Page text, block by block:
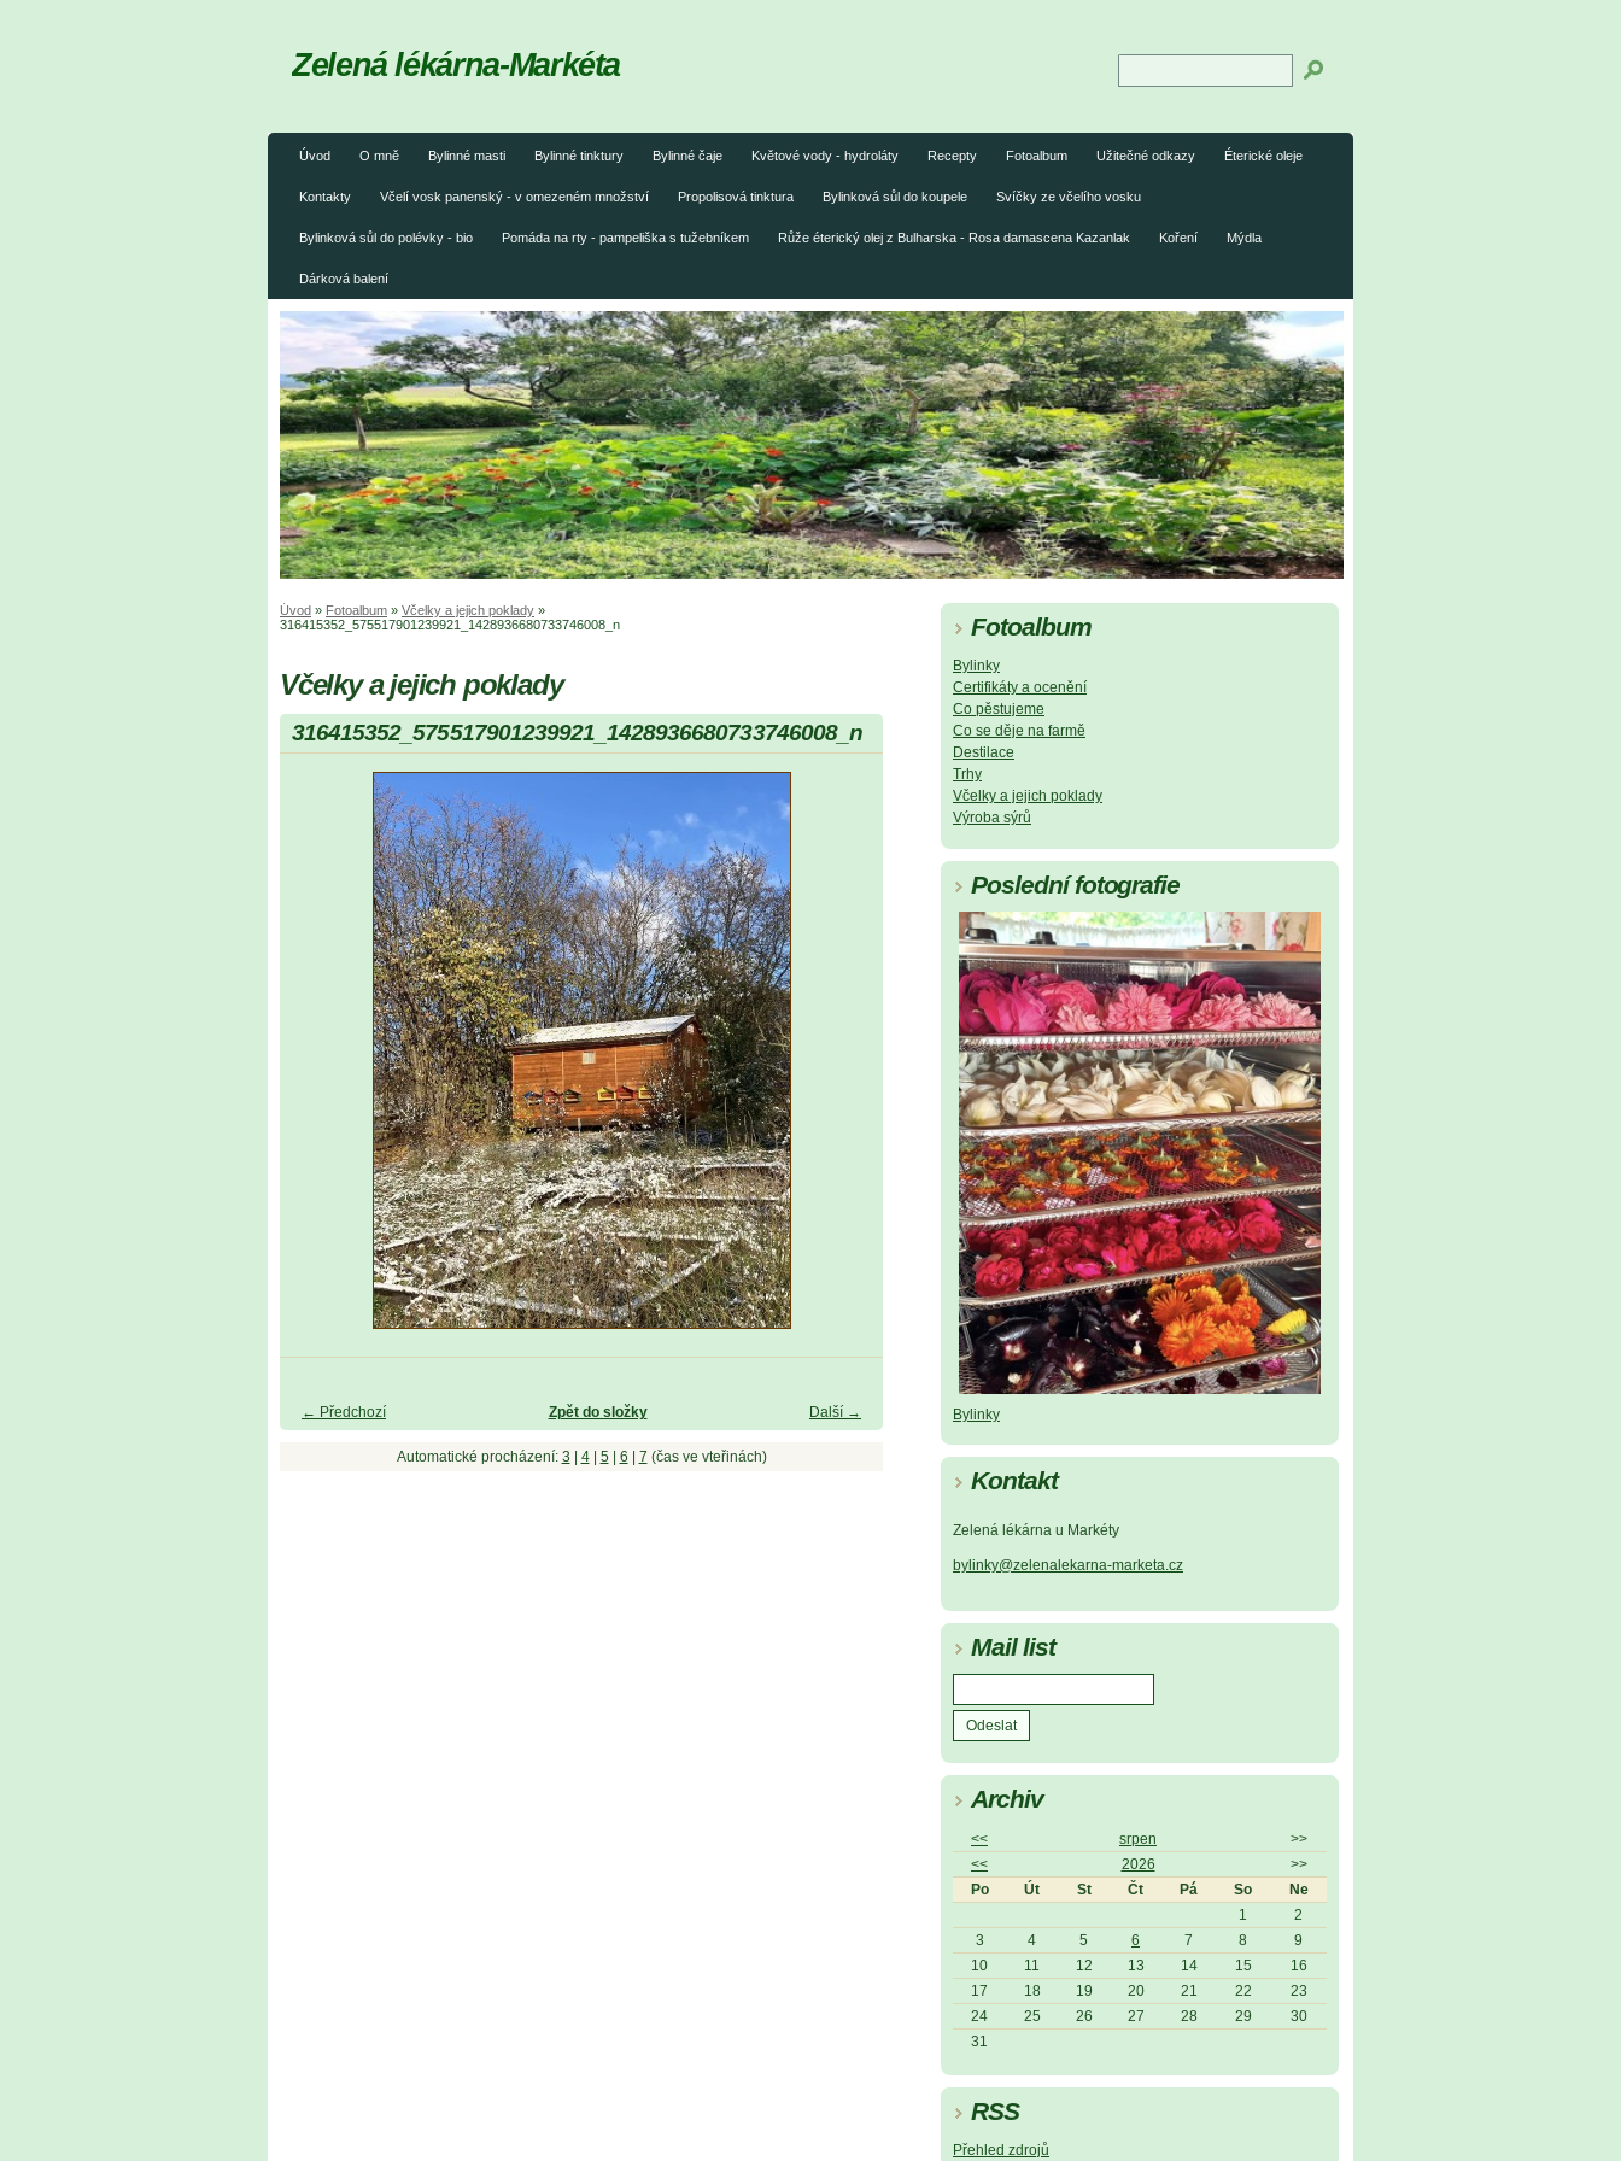
Úvod O mně Bylinné masti Bylinné tinktury Bylinné čaje Květové vody - hydroláty Recepty Fotoalbum Užitečné odkazy Éterické oleje
Kontakty Včelí vosk panenský - v omezeném množství Propolisová tinktura Bylinková sůl do koupele Svíčky ze včelího vosku
Bylinková sůl do polévky - bio Pomáda na rty - pampeliška s tužebníkem Růže éterický olej z Bulharska - Rosa damascena Kazanlak Koření Mýdla
Dárková balení
Zelená lékárna-Markéta
Úvod » Fotoalbum » Včelky a jejich poklady »
316415352_575517901239921_1428936680733746008_n
Včelky a jejich poklady
316415352_575517901239921_1428936680733746008_n
← Předchozí Další →
Zpět do složky
Automatické procházení: 3 4| 5| 6 7 (čas ve vteřinách)
Fotoalbum
Bylinky
Certifikáty a ocenění
Co pěstujeme
Co se děje na farmě
Destilace
Trhy
Včelky a jejich poklady
Výroba sýrů
Poslední fotografie
Bylinky
Kontakt
Zelená lékárna u Markéty
bylinky@zelenalekarna-marketa.cz
Mail list
Archiv
<< srpen
>>
<<
2026
>>
Po
Út St Čt Pá So
Ne
1
2
3
4 5 6 7 8
9
10
11 12 13 14 15
16
17
18 19 20 21 22
23
24
25 26 27 28 29
30
31
RSS
Přehled zdrojů